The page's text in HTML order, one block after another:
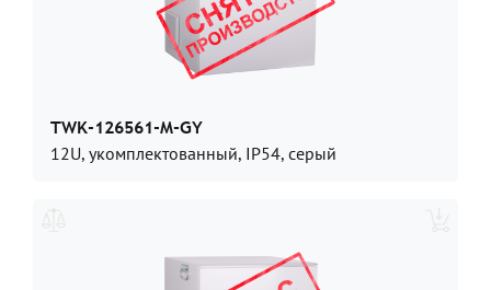
TWK-126561-M-GY
12U, укомплектованный, IP54, серый